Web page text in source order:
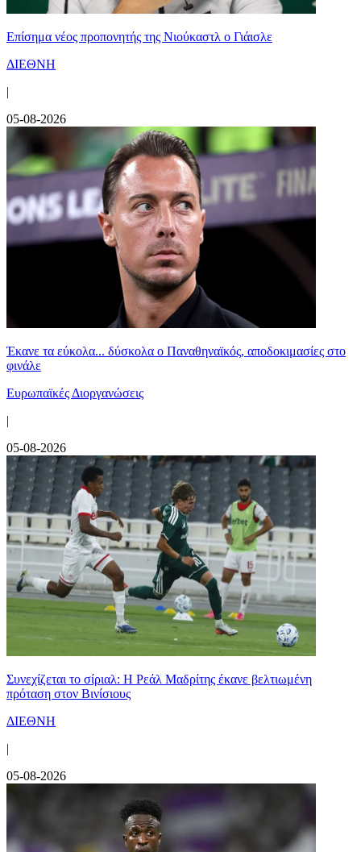
Επίσημα νέος προπονητής της Νιούκαστλ ο Γιάισλε
ΔΙΕΘΝΗ
|
05-08-2026
Έκανε τα εύκολα... δύσκολα ο Παναθηναϊκός, αποδοκιμασίες στο
φινάλε
Ευρωπαϊκές Διοργανώσεις
|
05-08-2026
Συνεχίζεται το σίριαλ: Η Ρεάλ Μαδρίτης έκανε βελτιωμένη
πρόταση στον Βινίσιους
ΔΙΕΘΝΗ
|
05-08-2026